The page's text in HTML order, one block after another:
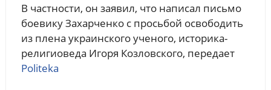
В частности, он заявил, что написал письмо
боевику Захарченко с просьбой освободить
из плена украинского ученого, историка-
религиоведа Игоря Козловского, передает
Politeka